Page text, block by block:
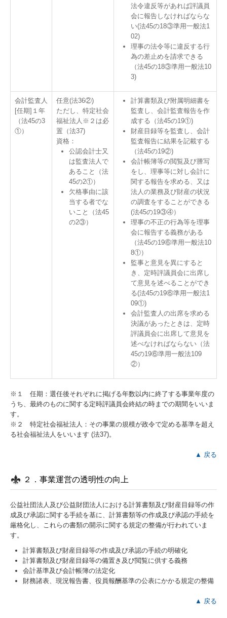
法令違反等があれば評議員
会に報告しなければならな
い(法45の18③準用一般法1
02)
理事の法令等に違反する行
為の差止めを請求できる
（法45の18③準用一般法10
3)
会計監査人
[任期]１年
（法45の3
①）
任意(法36②)
ただし、特定社会
福祉法人※２は必
置（法37)
資格：
公認会計士又
は監査法人で
あること（法
45の2①）
欠格事由に該
当する者でな
いこと（法45
の2③）
計算書類及び附属明細書を
監査し、会計監査報告を作
成する（法45の19①)
財産目録等を監査し、会計
監査報告に結果を記載する
（法45の19②)
会計帳簿等の閲覧及び謄写
をし、理事等に対し会計に
関する報告を求める、又は
法人の業務及び財産の状況
の調査をすることができる
(法45の19③④）
理事の不正の行為等を理事
会に報告する義務がある
（法45の19⑥準用一般法10
8①）
監事と意見を異にすると
き、定時評議員会に出席し
て意見を述べることができ
る(法45の19⑥準用一般法1
09①)
会計監査人の出席を求める
決議があったときは、定時
評議員会に出席して意見を
述べなければならない（法
45の19⑥準用一般法109
②）
※１ 任期：選任後それぞれに掲げる年数以内に終了する事業年度の
うち、最終のものに関する定時評議員会終結の時までの期間をいいま
す。
※２ 特定社会福祉法人：その事業の規模が政令で定める基準を超え
る社会福祉法人をいいます (法37)。
▲ 戻る
２．事業運営の透明性の向上
公益社団法人及び公益財団法人における計算書類及び財産目録等の作
成及び承認に関する手続を基に、計算書類等の作成及び承認の手続を
厳格化し、これらの書類の開示に関する規定の整備が行われていま
す。
計算書類及び財産目録等の作成及び承認の手続の明確化
計算書類及び財産目録等の備置き及び閲覧に供する義務
会計基準及び会計帳簿の法定化
財務諸表、現況報告書、役員報酬基準の公表にかかる規定の整備
▲ 戻る